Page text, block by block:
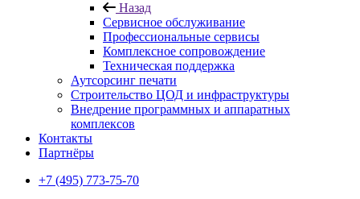
Назад
Сервисное обслуживание
Профессиональные сервисы
Комплексное сопровождение
Техническая поддержка
Аутсорсинг печати
Строительство ЦОД и инфраструктуры
Внедрение программных и аппаратных
комплексов
Контакты
Партнёры
+7 (495) 773-75-70